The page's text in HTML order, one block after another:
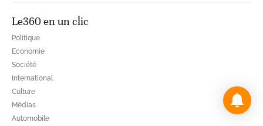
Le360 en un clic
Politique
Economie
Société
International
Culture
Médias
Automobile